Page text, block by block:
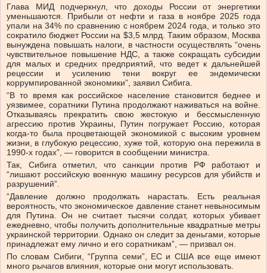
Глава МИД подчеркнул, что доходы России от энергетики
уменьшаются. Прибыли от нефти и газа в ноябре 2025 года
упали на 34% по сравнению с ноябрем 2024 года, и только это
сократило бюджет России на $3,5 млрд. Таким образом, Москва
вынуждена повышать налоги, в частности осуществлять “очень
чувствительное повышение НДС, а также сокращать субсидии
для малых и средних предприятий, что ведет к дальнейшей
рецессии и усилению тени вокруг ее эндемически
коррумпированной экономики”, заявил Сибига.
“В то время как российское население становится беднее и
уязвимее, соратники Путина продолжают наживаться на войне.
Отказываясь прекратить свою жестокую и бессмысленную
агрессию против Украины, Путин погружает Россию, которая
когда-то была процветающей экономикой с высоким уровнем
жизни, в глубокую рецессию, хуже той, которую она пережила в
1990-х годах”, — говорится в сообщении министра.
Так, Сибига отметил, что санкции против РФ работают и
“лишают российскую военную машину ресурсов для убийств и
разрушений”.
“Давление должно продолжать нарастать. Есть реальная
вероятность, что экономическое давление станет невыносимым
для Путина. Он не считает тысячи солдат, которых убивает
ежедневно, чтобы получить дополнительные квадратные метры
украинской территории. Однако он следит за деньгами, которые
принадлежат ему лично и его соратникам”, — призвал он.
По словам Сибиги, “Группа семи”, ЕС и США все еще имеют
много рычагов влияния, которые они могут использовать.